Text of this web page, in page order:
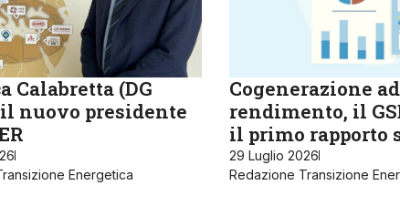
Calabretta (DG
nuovo presidente
Energetica
Cogenerazione
rendimento, il
il primo rapporto
29 Luglio 2026
Redazione Transizione